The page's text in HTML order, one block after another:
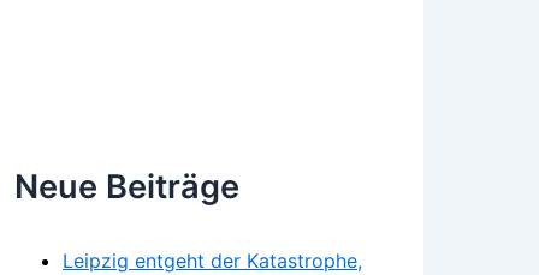
Neue Beiträge
Leipzig entgeht der Katastrophe,